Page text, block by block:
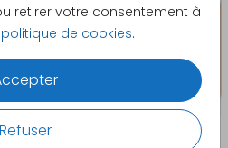
retirer votre consentement à
de cookies.
Refuser